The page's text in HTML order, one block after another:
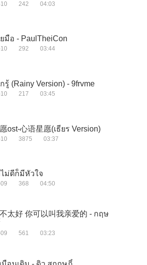
242 04:03
มือ - PaulTheiCon
292 03:44
รู้ (Rainy Version) - 9frvme
217 03:45
ost-心语星愿(เธียร Version)
3875 03:37
ม่ดีก็มีหัวใจ
368 04:50
太好 你可以叫我亲爱的 - กฤษ
561 03:23